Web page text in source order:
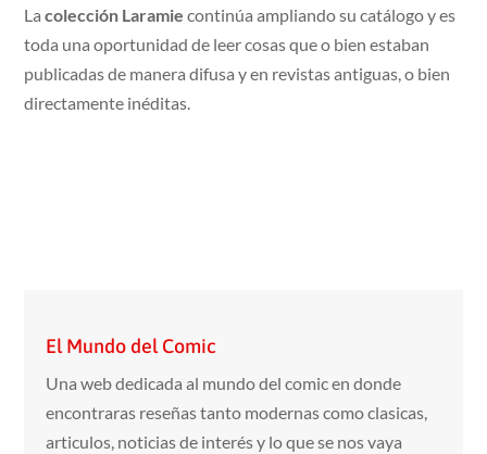
Lacolección Laramiecontinúa ampliando su catálogo y es
toda una oportunidad de leer cosas que o bien estaban
publicadas de manera difusa y en revistas antiguas, o bien
directamente inéditas.
El Mundo del Comic
Una web dedicada al mundo del comic en donde
encontraras reseñas tanto modernas como clasicas,
articulos, noticias de interés y lo que se nos vaya